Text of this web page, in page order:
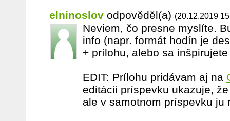
elninoslov odpověděl(a) (20.12.2019
Neviem, čo presne myslíte.
info (napr. formát hodín je
+ prílohu, alebo sa
EDIT: Prílohu pridávam aj na
editácii príspevku ukazuje,
ale v samotnom príspevku ju